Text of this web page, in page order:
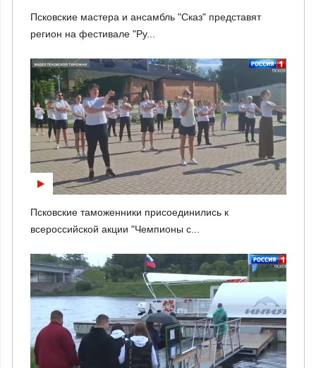
Псковские мастера и ансамбль "Сказ" представят
регион на фестивале "Ру...
Псковские таможенники присоединились к
всероссийской акции "Чемпионы с...